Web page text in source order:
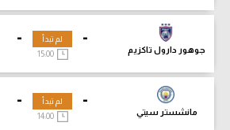
-
جوهور دارول تاكزيم
- لم تبدأ
15:00
-
مانشستر سيتي
- لم تبدأ
14:00